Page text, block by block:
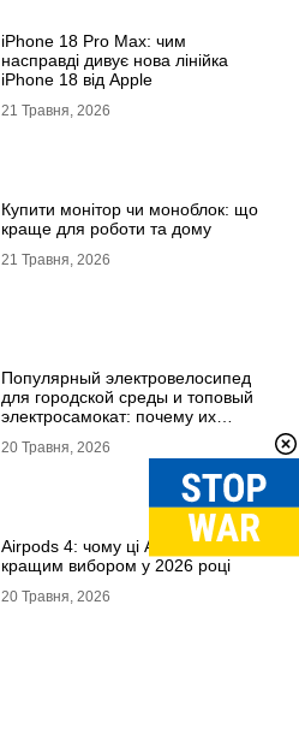
iPhone 18 Pro Max: чим
насправді дивує нова лінійка
iPhone 18 від Apple
21 Травня, 2026
Купити монітор чи моноблок: що
краще для роботи та дому
21 Травня, 2026
Популярный электровелосипед
для городской среды и топовый
электросамокат: почему их
20 Травня, 2026
Airpods 4: чому ці Airpods стали
кращим вибором у 2026 році
20 Травня, 2026